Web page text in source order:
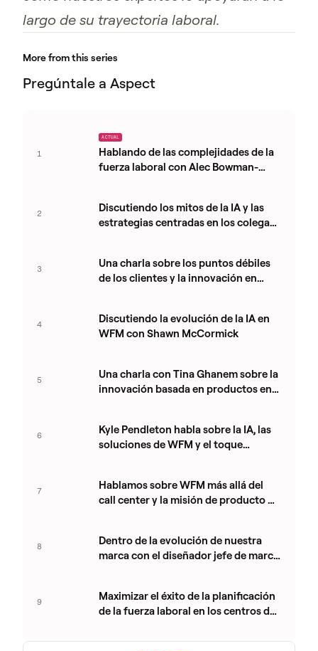
largo de su trayectoria laboral.
More from this series
Pregúntale a Aspect
1
ACTUAL
Hablando de las complejidades de la
fuerza laboral con Alec Bowman-
2
Discutiendo los mitos de la IA y las
estrategias centradas en los colegas
3
Una charla sobre los puntos débiles
de los clientes y la innovación en
4
Discutiendo la evolución de la IA en
WFM con Shawn McCormick
5
Una charla con Tina Ghanem sobre la
innovación basada en productos en
6
Kyle Pendleton habla sobre la IA, las
soluciones de WFM y el toque
7
Hablamos sobre WFM más allá del
call center y la misión de producto de
8
Dentro de la evolución de nuestra
marca con el diseñador jefe de marca
9
Maximizar el éxito de la planificación
de la fuerza laboral en los centros de